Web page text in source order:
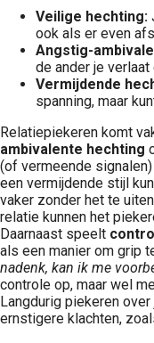
Veilige hechting:
ook als er even
Angstig-
de ander je
Vermijdende
spanning, maar
Relatiepiekeren komt
ambivalente hechting
(of vermeende
een vermijdende stijl
vaker zonder het te
relatie kunnen het
Daarnaast speelt
als een manier om grip
nadenk, kan ik me
controle op, maar wel
Langdurig piekeren
ernstigere klachten,